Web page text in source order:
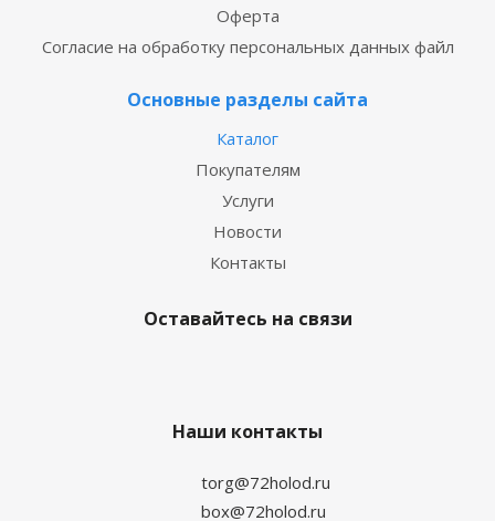
Оферта
Согласие на обработку персональных данных файл
Основные разделы сайта
Каталог
Покупателям
Услуги
Новости
Контакты
Оставайтесь на связи
Наши контакты
torg@72holod.ru
box@72holod.ru